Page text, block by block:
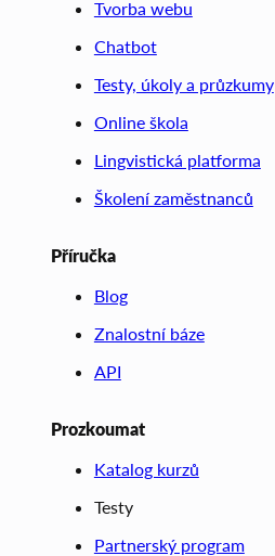
Tvorba webu
Chatbot
Testy, úkoly a průzkumy
Online škola
Lingvistická platforma
Školení zaměstnanců
Příručka
Blog
Znalostní báze
API
Prozkoumat
Katalog kurzů
Testy
Partnerský program